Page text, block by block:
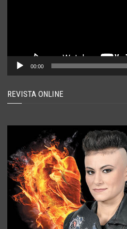
00:00
REVISTA ONLINE